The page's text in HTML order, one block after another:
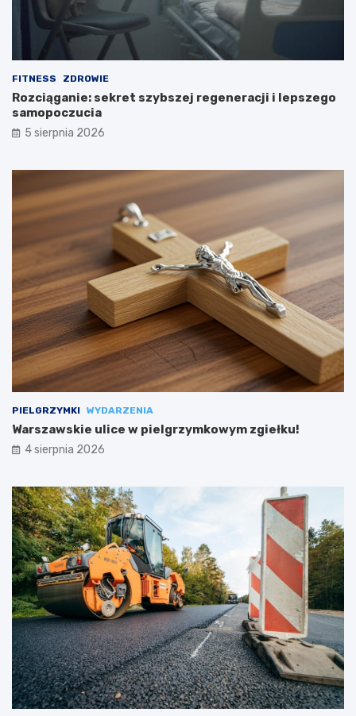
FITNESS ZDROWIE
Rozciąganie: sekret szybszej regeneracji i lepszego
samopoczucia
5 sierpnia 2026
PIELGRZYMKI WYDARZENIA
Warszawskie ulice w pielgrzymkowym zgiełku!
4 sierpnia 2026